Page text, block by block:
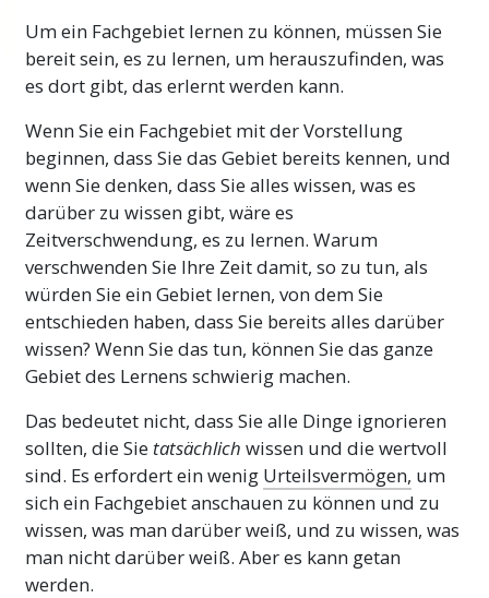
lernen und sich Wissen aneignen können.
Die von L. Ron Hubbard entwickelte
funktionierende Methode, die Millionen von
Menschen geholfen hat, in ihrem Leben
erfolgreicher zu werden.
Wichtiger Hinweis
Achten Sie bei diesem Kurs sehr sorgfältig
darauf, dass Sie niemals über ein Wort
hinweggehen, das Sie nicht vollständig
verstehen. Der einzige Grund, warum jemand
ein Studium aufgibt, verwirrt oder
lernunfähig wird, liegt darin, dass er über ein
nicht verstandenes Wort hinweggegangen ist.
Mehr
Um ein Fachgebiet lernen zu können, müssen Sie
bereit sein, es zu lernen, um herauszufinden, was
es dort gibt, das erlernt werden kann.
Wenn Sie ein Fachgebiet mit der Vorstellung
beginnen, dass Sie das Gebiet bereits kennen, und
wenn Sie denken, dass Sie alles wissen, was es
darüber zu wissen gibt, wäre es
Zeitverschwendung, es zu lernen. Warum
verschwenden Sie Ihre Zeit damit, so zu tun, als
würden Sie ein Gebiet lernen, von dem Sie
entschieden haben, dass Sie bereits alles darüber
wissen? Wenn Sie das tun, können Sie das ganze
Gebiet des Lernens schwierig machen.
Das bedeutet nicht, dass Sie alle Dinge ignorieren
sollten, die Sie tatsächlich wissen und die wertvoll
sind. Es erfordert ein wenig Urteilsvermögen, um
sich ein Fachgebiet anschauen zu können und zu
wissen, was man darüber weiß, und zu wissen, was
man nicht darüber weiß. Aber es kann getan
werden.